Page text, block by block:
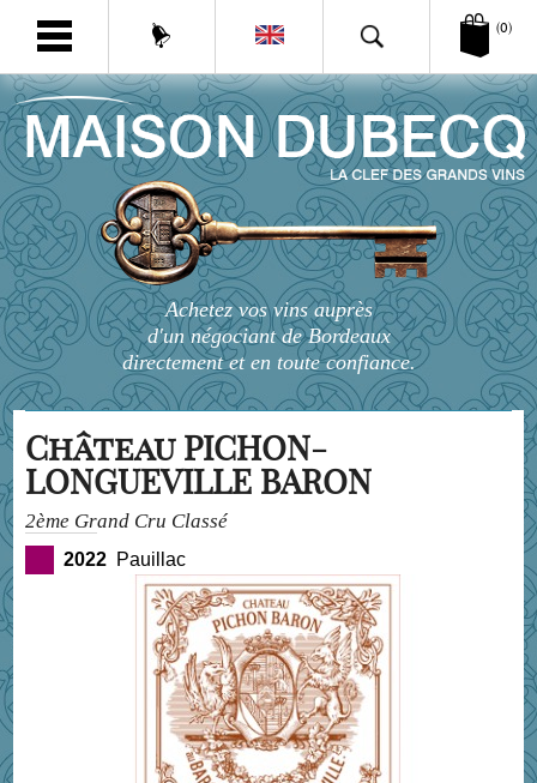
(0)
Achetez vos vins auprès
d'un négociant de Bordeaux
directement et en toute confiance.
Château PICHON-
LONGUEVILLE BARON
2ème Grand Cru Classé
2022 Pauillac